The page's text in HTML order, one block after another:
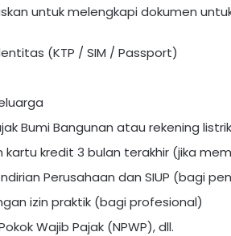
untuk melengkapi dokumen
(KTP / SIM / Passport)
Bumi Bangunan atau rekening
kartu kredit 3 bulan terakhir (jika
Perusahaan dan SIUP (bagi
izin praktik (bagi profesional)
Wajib Pajak (NPWP), dll.